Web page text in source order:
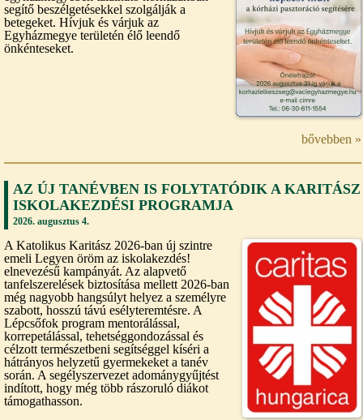
segítő beszélgetésekkel szolgálják a
betegeket. Hívjuk és várjuk az
Egyházmegye területén élő leendő
önkénteseket.
bővebben »
AZ ÚJ TANÉVBEN IS FOLYTATÓDIK A KARITÁSZ
ISKOLAKEZDÉSI PROGRAMJA
2026. augusztus 4.
A Katolikus Karitász 2026-ban új szintre
emeli Legyen öröm az iskolakezdés!
elnevezésű kampányát. Az alapvető
tanfelszerelések biztosítása mellett 2026-ban
még nagyobb hangsúlyt helyez a személyre
szabott, hosszú távú esélyteremtésre. A
Lépcsőfok program mentorálással,
korrepetálással, tehetséggondozással és
célzott természetbeni segítséggel kíséri a
hátrányos helyzetű gyermekeket a tanév
során. A segélyszervezet adománygyűjtést
indított, hogy még több rászoruló diákot
támogathasson.